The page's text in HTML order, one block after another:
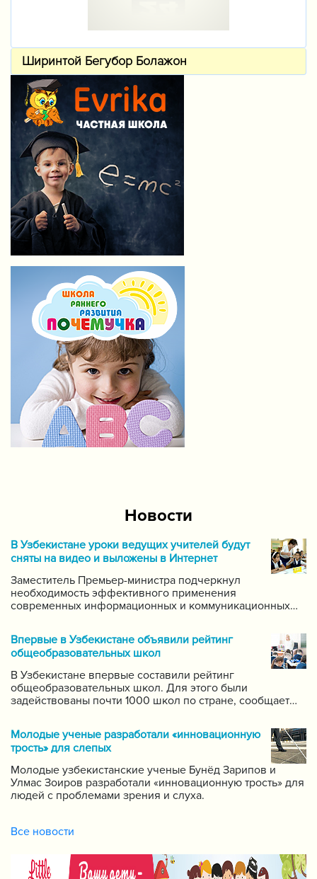
Ширинтой Бегубор Болажон
Новости
В Узбекистане уроки ведущих учителей будут
сняты на видео и выложены в Интернет
Заместитель Премьер-министра подчеркнул
необходимость эффективного применения
современных информационных и коммуникационных
систему для размещения в интернете видео-уроков
самых ведущих учителей по каждому предмету.
Впервые в Узбекистане объявили рейтинг
общеобразовательных школ
В Узбекистане впервые составили рейтинг
общеобразовательных школ. Для этого были
задействованы почти 1000 школ по стране, сообщает
за качеством образования при Кабинете Министров
Республики Узбекистан.
Молодые ученые разработали «инновационную
трость» для слепых
Молодые узбекистанские ученые Бунёд Зарипов и
Улмас Зоиров разработали «инновационную трость» для
людей с проблемами зрения и слуха.
Все новости